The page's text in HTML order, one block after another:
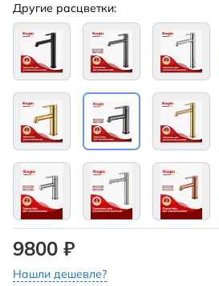
Другие расцветки:
9800 ₽
Нашли дешевле?